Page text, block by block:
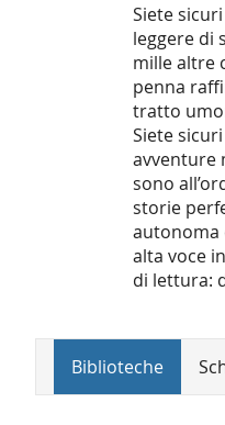
Siete
leggere di
mille altre
penna
tratto
Siete
avventure
sono
storie
autonoma
alta voce
di lettura:
Biblioteche